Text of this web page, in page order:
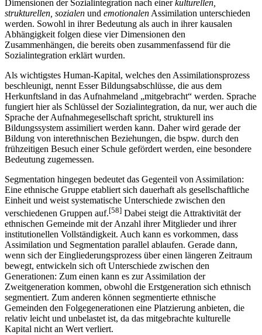
Bei der Assimilation kann analog zu den vier oben genannten
Dimensionen der Sozialintegration nach einerkulturellen,
strukturellen, sozialenundemotionalen Assimilation unterschieden
werden. Sowohl in ihrer Bedeutung als auch in ihrer kausalen
Abhängigkeit folgen diese vier Dimensionen den
Zusammenhängen, die bereits oben zusammenfassend für die
Als wichtigstes Human-Kapital, welches den Assimilationsprozess
beschleunigt, nennt Esser Bildungsabschlüsse, die aus dem
Herkunftsland in das Aufnahmeland „mitgebracht“ werden. Sprache
fungiert hier als Schlüssel der Sozialintegration, da nur, wer auch die
Sprache der Aufnahmegesellschaft spricht, strukturell ins
Bildungssystem assimiliert werden kann. Daher wird gerade der
Bildung von interethnischen Beziehungen, die bspw. durch den
frühzeitigen Besuch einer Schule gefördert werden, eine besondere
Segmentation hingegen bedeutet das Gegenteil von Assimilation:
Eine ethnische Gruppe etabliert sich dauerhaft als gesellschaftliche
Einheit und weist systematische Unterschiede zwischen den
verschiedenen Gruppen auf.[58]Dabei steigt die Attraktivität der
ethnischen Gemeinde mit der Anzahl ihrer Mitglieder und ihrer
institutionellen Vollständigkeit. Auch kann es vorkommen, dass
Assimilation und Segmentation parallel ablaufen. Gerade dann,
wenn sich der Eingliederungsprozess über einen längeren Zeitraum
bewegt, entwickeln sich oft Unterschiede zwischen den
Generationen: Zum einen kann es zur Assimilation der
Zweitgeneration kommen, obwohl die Erstgeneration sich ethnisch
segmentiert. Zum anderen können segmentierte ethnische
Gemeinden den Folgegenerationen eine Platzierung anbieten, die
relativ leicht und unbelastet ist, da das mitgebrachte kulturelle